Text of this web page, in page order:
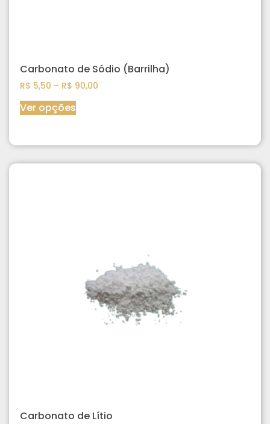
Carbonato de Sódio (Barrilha)
R$ 5,50 – R$ 90,00
Ver opções
Carbonato de Lítio